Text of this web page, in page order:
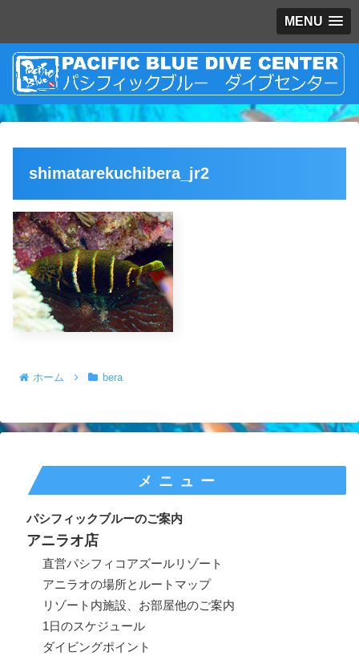
MENU
shimatarekuchibera_jr2
ホーム bera
メニュー
パシフィックブルーのご案内
アニラオ店
直営パシフィコアズールリゾート
アニラオの場所とルートマップ
リゾート内施設、お部屋他のご案内
1日のスケジュール
ダイビングポイント